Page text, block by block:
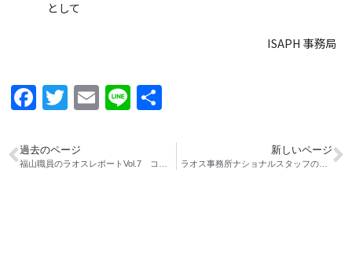
として
ISAPH 事務局
Facebook
Twitter
Email
Line
過去のページ 新しいページ
ラオス事務所ナショナルスタッフのご紹介